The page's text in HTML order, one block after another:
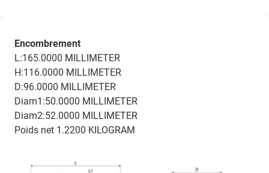
Encombrement
L:165.0000 MILLIMETER
H:116.0000 MILLIMETER
D:96.0000 MILLIMETER
Diam1:50.0000 MILLIMETER
Diam2:52.0000 MILLIMETER
Poids net 1.2200 KILOGRAM